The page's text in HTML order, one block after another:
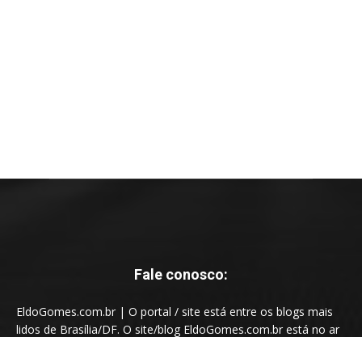
Fale conosco:
EldoGomes.com.br | O portal / site está entre os blogs mais
lidos de Brasília/DF. O site/blog EldoGomes.com.br está no ar